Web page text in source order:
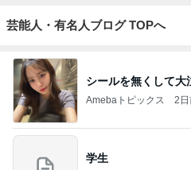
芸能人・有名人ブログ TOPへ
シールを無くして大
Amebaトピックス 2日
学生